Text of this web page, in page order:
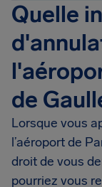
Quelle
de
Lorsque vous
l’aéroport de
droit de vous
pourriez vous